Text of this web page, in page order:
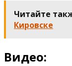
Читайте
Кировске
Видео: